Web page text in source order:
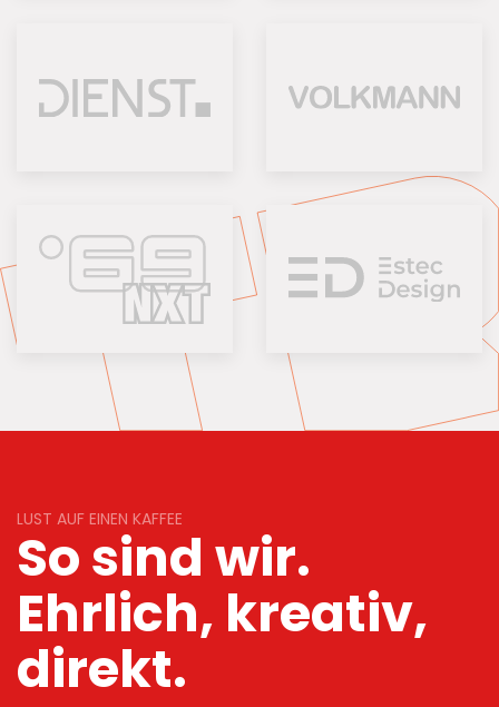
LUST AUF EINEN KAFFEE
So sind wir.
Ehrlich, kreativ,
direkt.